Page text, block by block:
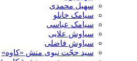
سهیل محمدی
سیامک خانلو
سیامک عباسی
سیاوش علایی
سیاوش فاضلی
سید حجّت نبوی منش «کاوه»